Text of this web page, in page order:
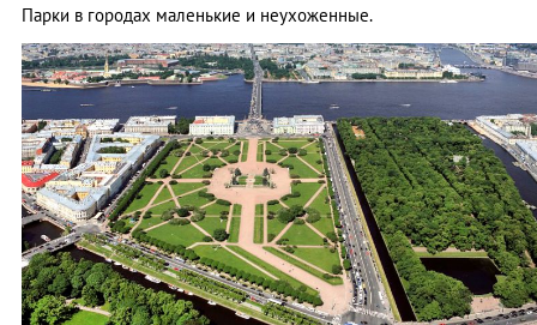
Парки в городах маленькие и неухоженные.